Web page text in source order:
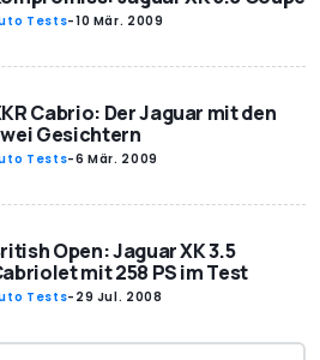
Tests-10 Mär. 2009
Cabrio: Der Jaguar mit den
Gesichtern
Tests-6 Mär. 2009
Open: Jaguar XK 3.5
mit 258 PS im Test
Tests- 29 Jul. 2008